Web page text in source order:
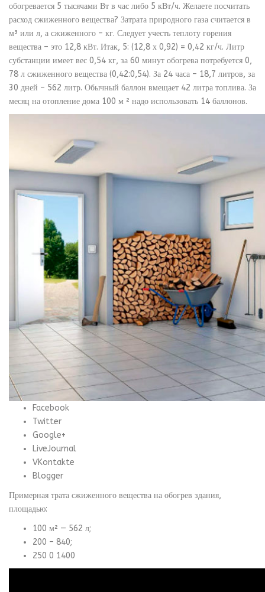
обогревается 5 тысячами Вт в час либо 5 кВт/ч. Желаете посчитать
расход сжиженного вещества? Затрата природного газа считается в
м³ или л, а сжиженного – кг. Следует учесть теплоту горения
вещества – это 12,8 кВт. Итак, 5: (12,8 х 0,92) = 0,42 кг/ч. Литр
субстанции имеет вес 0,54 кг, за 60 минут обогрева потребуется 0,
78 л сжиженного вещества (0,42:0,54). За 24 часа – 18,7 литров, за
30 дней – 562 литр. Обычный баллон вмещает 42 литра топлива. За
месяц на отопление дома 100 м ² надо использовать 14 баллонов.
Facebook
Twitter
Google+
LiveJournal
VKontakte
Blogger
Примерная трата сжиженного вещества на обогрев здания,
площадью:
100 м² — 562 л;
200 – 840;
250 0 1400